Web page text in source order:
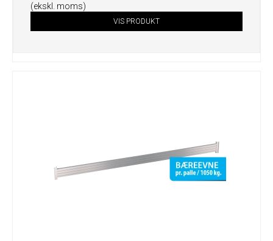
(ekskl. moms)
VIS PRODUKT